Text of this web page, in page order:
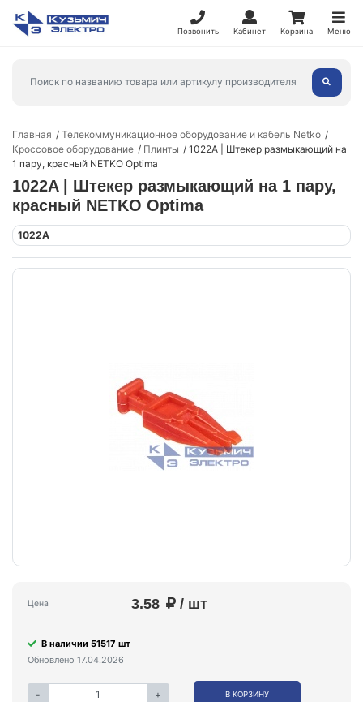
Позвонить Кабинет Корзина Меню
Главная
Телекоммуникационное оборудование и кабель Netko
Кроссовое оборудование
Плинты
1022A | Штекер размыкающий на
1 пару, красный NETKO Optima
1022A | Штекер размыкающий на 1 пару,
красный NETKO Optima
1022A
Цена 3.58 / шт
В наличии 51517 шт
Обновлено 17.04.2026
- + В КОРЗИНУ